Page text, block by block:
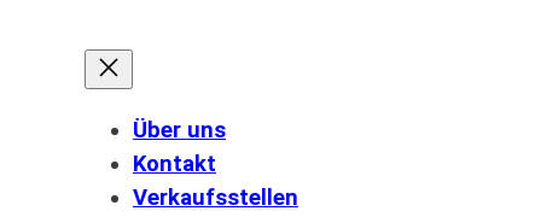
Über uns
Kontakt
Verkaufsstellen